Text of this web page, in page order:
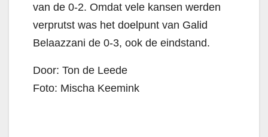
van de 0-2. Omdat vele kansen werden
verprutst was het doelpunt van Galid
Belaazzani de 0-3, ook de eindstand.
Door: Ton de Leede
Foto: Mischa Keemink